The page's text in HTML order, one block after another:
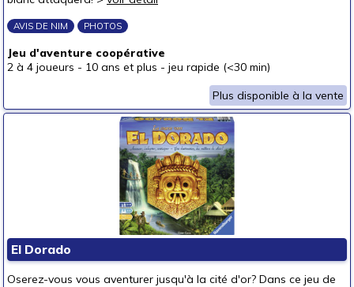
AVIS DE NIM PHOTOS
Jeu d'aventure coopérative
2 à 4 joueurs - 10 ans et plus - jeu rapide (<30 min)
Plus disponible à la vente
El Dorado
Oserez-vous vous aventurer jusqu'à la cité d'or? Dans ce jeu de